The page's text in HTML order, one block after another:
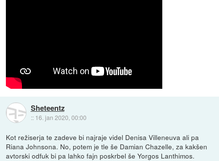
Sheteentz
:: 16. jan 2020, 00:00
Kot režiserja te zadeve bi najraje videl Denisa Villeneuva ali pa
Riana Johnsona. No, potem je tle še Damian Chazelle, za kakšen
avtorski odfuk bi pa lahko fajn poskrbel še Yorgos Lanthimos.